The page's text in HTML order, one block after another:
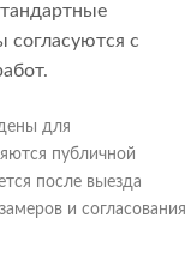
согласуются с
для
публичной
после выезда
и согласования